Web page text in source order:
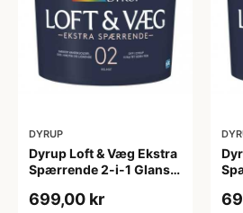
DYRUP
Dyrup Loft & Væg Ekstra
Spærrende 2-i-1 Glans 2
699,00 kr